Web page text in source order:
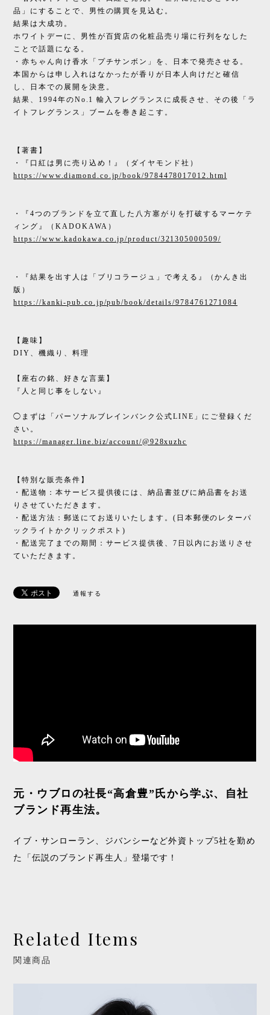
品」にすることで、男性の購買を見込む。
結果は大成功。
ホワイトデーに、男性が百貨店の化粧品売り場に行列をなした
ことで話題になる。
・赤ちゃん向け香水「プチサンボン」を、日本で発売させる。
本国からは申し入れはなかったが香りが日本人向けだと確信
し、日本での展開を決意。
結果、1994年のNo.1 輸入フレグランスに成長させ、その後「ラ
イトフレグランス」ブームを巻き起こす。
【著書】
・『口紅は男に売り込め！』（ダイヤモンド社）
https://www.diamond.co.jp/book/9784478017012.html
・『4つのブランドを立て直した八方塞がりを打破するマーケテ
ィング』（KADOKAWA）
https://www.kadokawa.co.jp/product/321305000509/
・『結果を出す人は「ブリコラージュ」で考える』（かんき出
版）
https://kanki-pub.co.jp/pub/book/details/9784761271084
【趣味】
DIY、機織り、料理
【座右の銘、好きな言葉】
『人と同じ事をしない』
◯まずは「パーソナルブレインバンク公式LINE」にご登録くだ
さい。
https://manager.line.biz/account/@928xuzhc
【特別な販売条件】
・配送物：本サービス提供後には、納品書並びに納品書をお送
りさせていただきます。
・配送方法：郵送にてお送りいたします。(日本郵便のレターパ
ックライトかクリックポスト)
・配送完了までの期間：サービス提供後、7日以内にお送りさせ
ていただきます。
通報する
元・ウブロの社長“高倉豊”氏から学ぶ、自社
ブランド再生法。
イブ・サンローラン、ジバンシーなど外資トップ5社を勤め
た「伝説のブランド再生人」登場です！
Related Items
関連商品